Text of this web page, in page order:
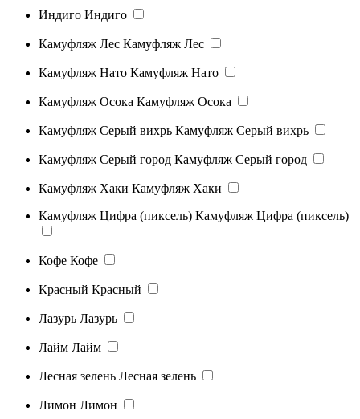
Индиго Индиго
Камуфляж Лес Камуфляж Лес
Камуфляж Нато Камуфляж Нато
Камуфляж Осока Камуфляж Осока
Камуфляж Серый вихрь Камуфляж Серый вихрь
Камуфляж Серый город Камуфляж Серый город
Камуфляж Хаки Камуфляж Хаки
Камуфляж Цифра (пиксель) Камуфляж Цифра (пиксель)
Кофе Кофе
Красный Красный
Лазурь Лазурь
Лайм Лайм
Лесная зелень Лесная зелень
Лимон Лимон